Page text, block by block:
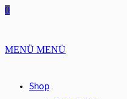
0
MENÜ MENÜ
Shop